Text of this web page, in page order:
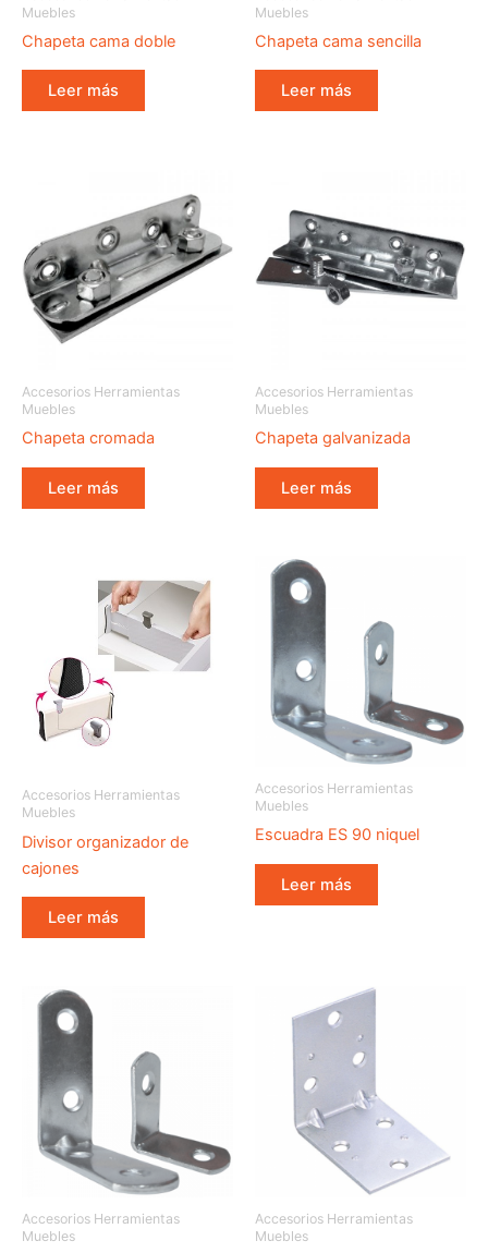
Muebles
Chapeta cama doble
Leer más
Muebles
Chapeta cama sencilla
Leer más
Accesorios Herramientas
Muebles
Chapeta cromada
Leer más
Accesorios Herramientas
Muebles
Chapeta galvanizada
Leer más
Accesorios Herramientas
Muebles
Divisor organizador de
cajones
Leer más
Accesorios Herramientas
Muebles
Escuadra ES 90 niquel
Leer más
Accesorios Herramientas
Muebles
Accesorios Herramientas
Muebles